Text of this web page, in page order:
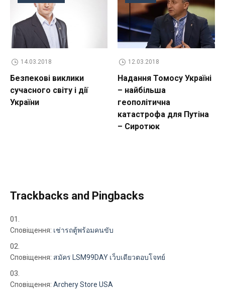
14.03.2018
Безпекові виклики
сучасного світу і дії
України
12.03.2018
Надання Томосу Україні
– найбільша
геополітична
катастрофа для Путіна
– Сиротюк
Trackbacks and Pingbacks
Сповіщення: เช่ารถตู้พร้อมคนขับ
Сповіщення: สมัคร LSM99DAY เว็บเดียวตอบโจทย์
Сповіщення: Archery Store USA